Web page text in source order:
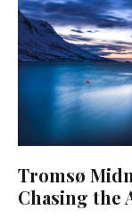
Tromsø
Chasing the